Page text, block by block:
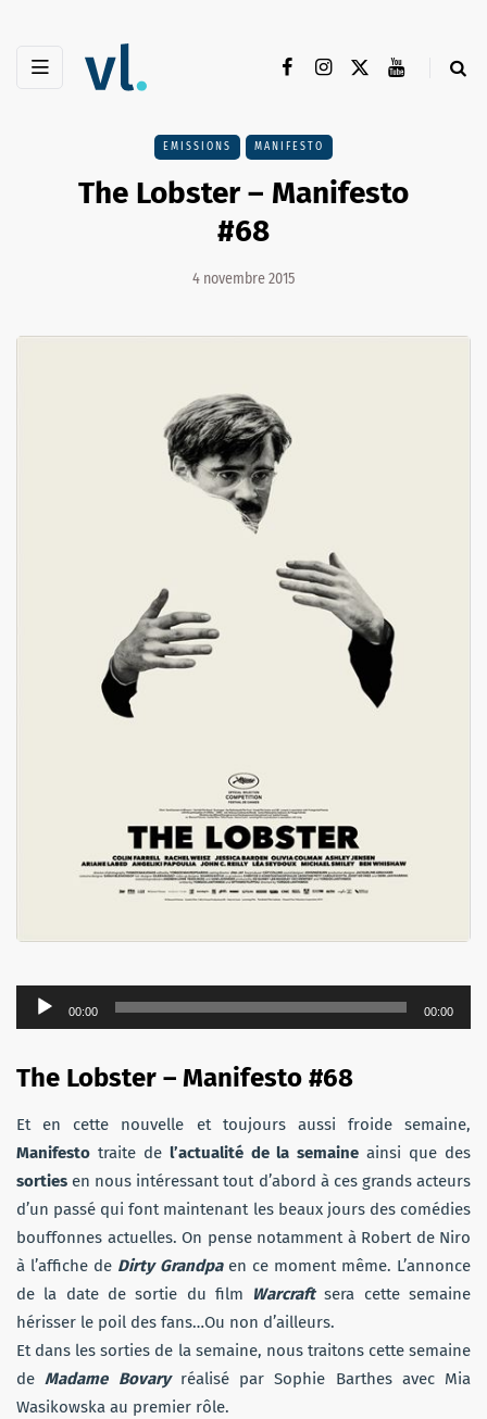
EMISSIONS MANIFESTO
The Lobster – Manifesto
#68
4 novembre 2015
Lecteur
audio
00:00 00:00
The Lobster – Manifesto #68
Et en cette nouvelle et toujours aussi froide semaine,
Manifesto traite de l’actualité de la semaine ainsi que des
sorties en nous intéressant tout d’abord à ces grands acteurs
d’un passé qui font maintenant les beaux jours des comédies
bouffonnes actuelles. On pense notamment à Robert de Niro
à l’affiche de Dirty Grandpaen ce moment même. L’annonce
de la date de sortie du film
Warcraftsera cette semaine
hérisser le poil des fans…Ou non d’ailleurs.
Et dans les sorties de la semaine, nous traitons cette semaine
de Madame Bovary réalisé par Sophie Barthes avec Mia
Wasikowska au premier rôle.